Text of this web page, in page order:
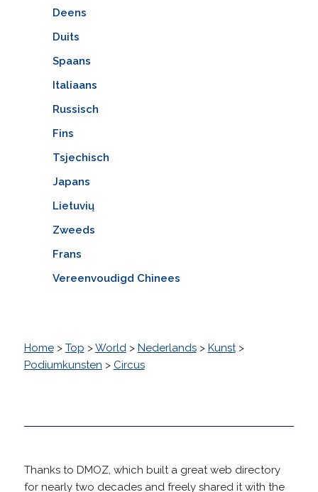
Deens
Duits
Spaans
Italiaans
Russisch
Fins
Tsjechisch
Japans
Lietuvių
Zweeds
Frans
Vereenvoudigd Chinees
Home> Top >World> Nederlands> Kunst>
Podiumkunsten > Circus
Thanks to DMOZ, which built a great web directory
for nearly two decades and freely shared it with the